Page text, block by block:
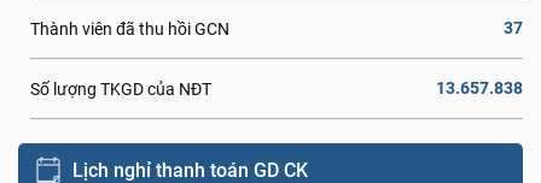
Thành viên đã thu hồi GCN 37
Số lượng TKGD của NĐT 13.657.838
Lịch nghỉ thanh toán GD CK